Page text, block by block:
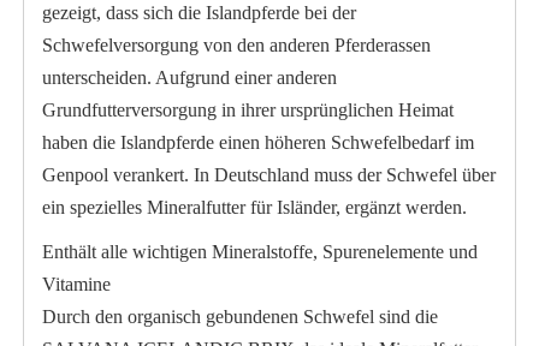
gezeigt, dass sich die Islandpferde bei der
Schwefelversorgung von den anderen Pferderassen
unterscheiden. Aufgrund einer anderen
Grundfutterversorgung in ihrer ursprünglichen Heimat
haben die Islandpferde einen höheren Schwefelbedarf im
Genpool verankert. In Deutschland muss der Schwefel über
ein spezielles Mineralfutter für Isländer, ergänzt werden.
Enthält alle wichtigen Mineralstoffe, Spurenelemente und
Vitamine
Durch den organisch gebundenen Schwefel sind die